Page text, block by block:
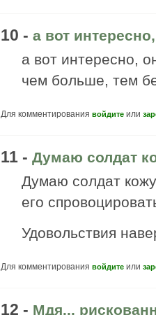
10 - а вот
а вот интересно,
чем больше, тем
Для комментирования войдите или
11 - Думаю солдат
Думаю солдат кожу
его
Удовольствия
Для комментирования войдите или
12 - Мдя...